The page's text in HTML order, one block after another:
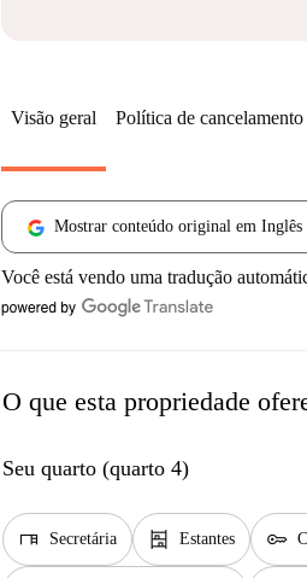
Visão geral Política de cancelamento
Mostrar conteúdo original em Inglês
Você está vendo uma tradução
O que esta propriedade
Seu quarto (quarto 4)
desk Secretária shelves Estantes key